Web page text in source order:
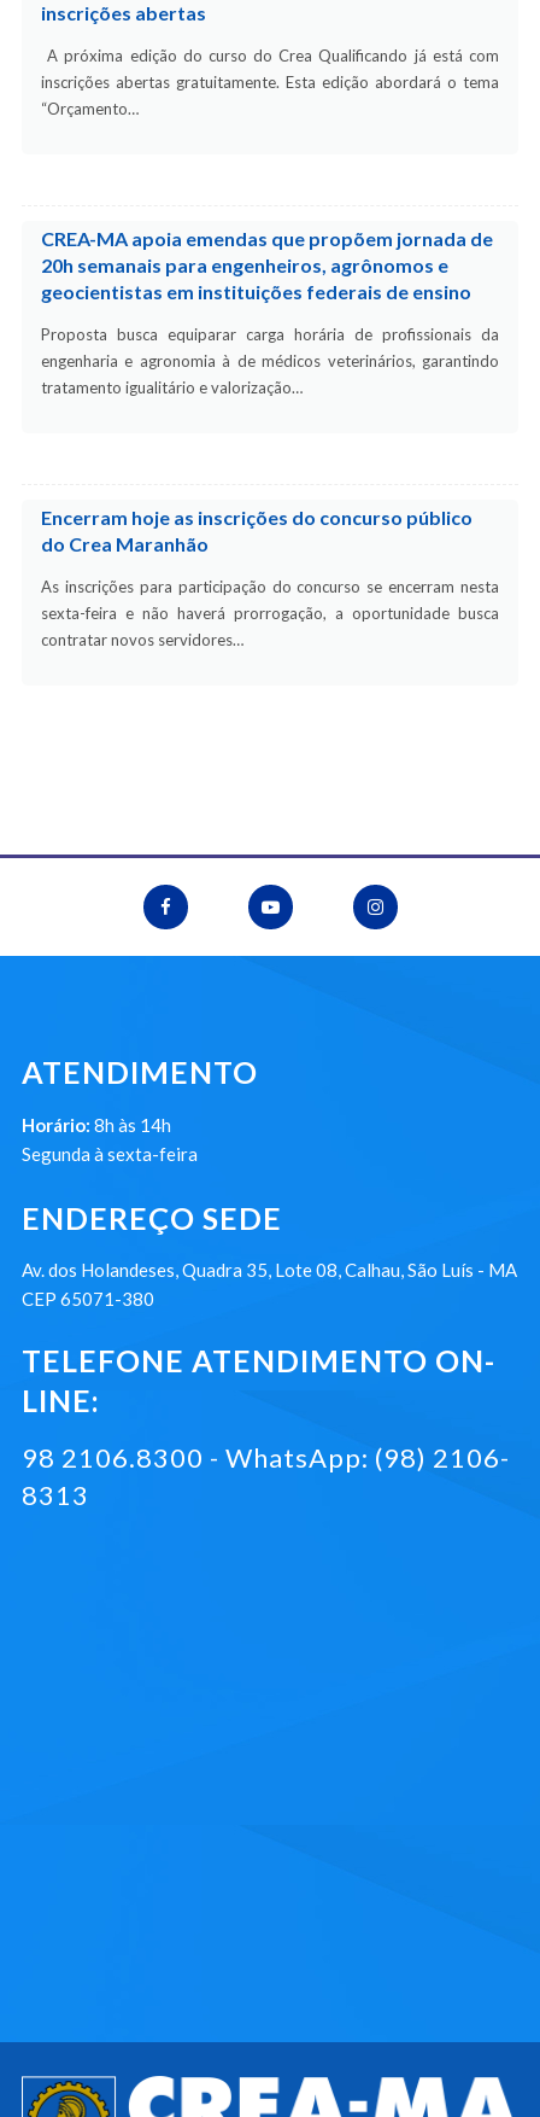
inscrições abertas
A próxima edição do curso do Crea Qualificando já está com
inscrições abertas gratuitamente. Esta edição abordará o tema
“Orçamento…
CREA-MA apoia emendas que propõem jornada de
20h semanais para engenheiros, agrônomos e
geocientistas em instituições federais de ensino
Proposta busca equiparar carga horária de profissionais da
engenharia e agronomia à de médicos veterinários, garantindo
tratamento igualitário e valorização…
Encerram hoje as inscrições do concurso público
do Crea Maranhão
As inscrições para participação do concurso se encerram nesta
sexta-feira e não haverá prorrogação, a oportunidade busca
contratar novos servidores…
ATENDIMENTO
Horário: 8h às 14h
Segunda à sexta-feira
ENDEREÇO SEDE
Av. dos Holandeses, Quadra 35, Lote 08, Calhau, São Luís - MA
CEP 65071-380
TELEFONE ATENDIMENTO ON-
LINE:
98 2106.8300 - WhatsApp: (98) 2106-
8313